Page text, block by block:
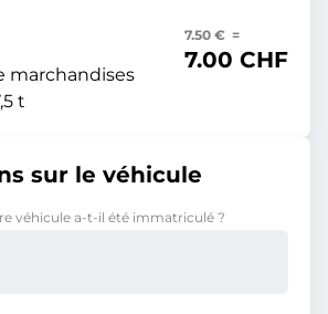
marchandises
t
7.50 € =
7.00 CHF
sur le véhicule
véhicule a-t-il été immatriculé ?